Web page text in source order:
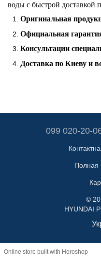
воды с быстрой доставкой
Оригинальная
Официальная
Консультации
Доставка по Киеву и
099 020-20-
Полная
©
HYUNDAI
Online store built with Horoshop